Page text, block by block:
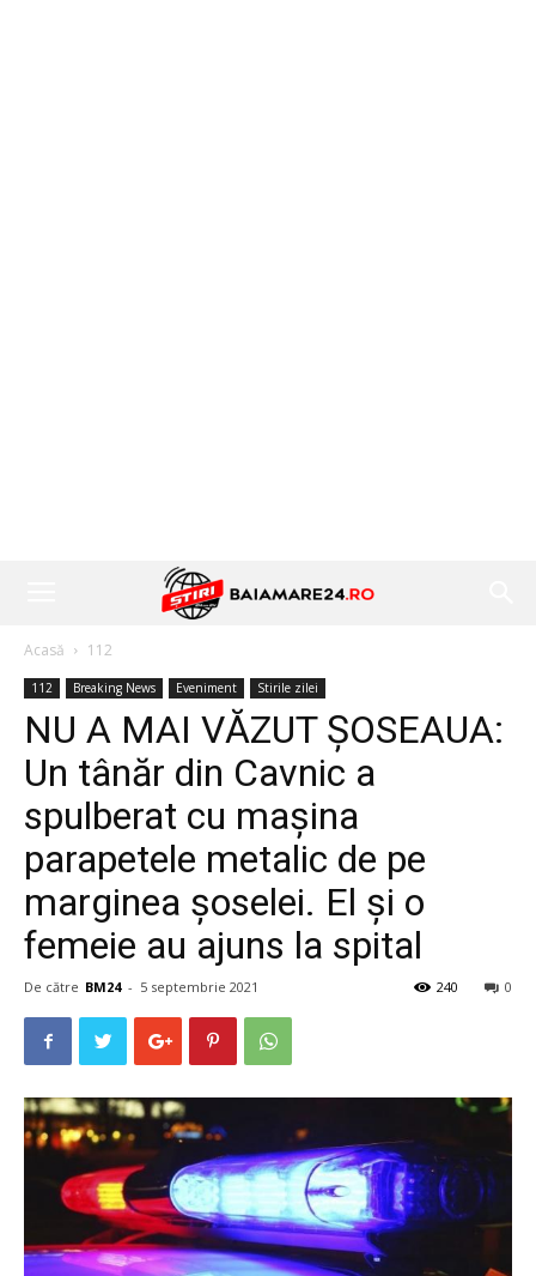
Acasă 112
112 Breaking News Eveniment Stirile zilei
NU A MAI VĂZUT ȘOSEAUA:
Un tânăr din Cavnic a
spulberat cu mașina
parapetele metalic de pe
marginea șoselei. El și o
femeie au ajuns la spital
De către BM24 - 5 septembrie 2021 0
240